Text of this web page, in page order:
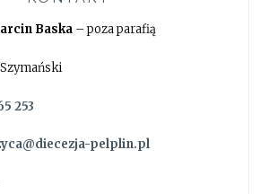
Baska – poza parafią
253
pelplin.pl